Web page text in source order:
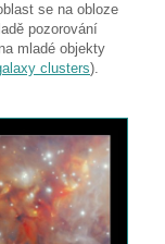
se na obloze
pozorování
mladé objekty
clusters).